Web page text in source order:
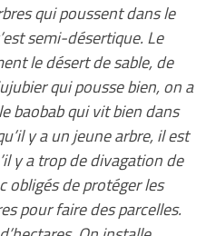
qui poussent dans le
semi-désertique. Le
le désert de sable, de
qui pousse bien, on a
baobab qui vit bien dans
y a un jeune arbre, il est
y a trop de divagation de
obligés de protéger les
pour faire des parcelles.